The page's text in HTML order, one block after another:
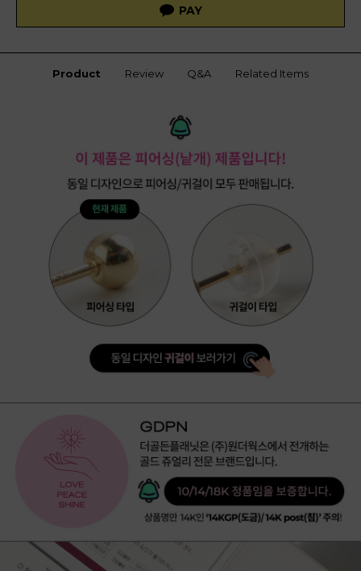
Product Review Q&A Related Items